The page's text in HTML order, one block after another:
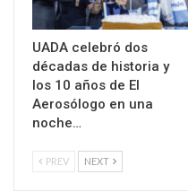
UADA celebró dos
décadas de historia y
los 10 años de El
Aerosólogo en una
noche…
PREV NEXT